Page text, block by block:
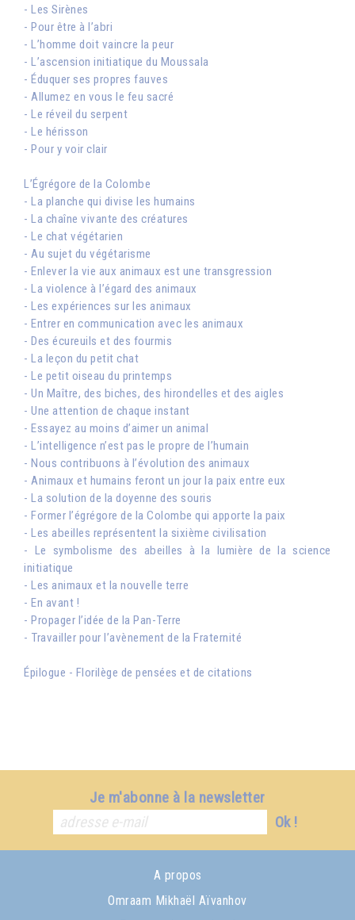
- Les Sirènes
- Pour être à l’abri
- L’homme doit vaincre la peur
- L’ascension initiatique du Moussala
- Éduquer ses propres fauves
- Allumez en vous le feu sacré
- Le réveil du serpent
- Le hérisson
- Pour y voir clair
L’Égrégore de la Colombe
- La planche qui divise les humains
- La chaîne vivante des créatures
- Le chat végétarien
- Au sujet du végétarisme
- Enlever la vie aux animaux est une transgression
- La violence à l’égard des animaux
- Les expériences sur les animaux
- Entrer en communication avec les animaux
- Des écureuils et des fourmis
- La leçon du petit chat
- Le petit oiseau du printemps
- Un Maître, des biches, des hirondelles et des aigles
- Une attention de chaque instant
- Essayez au moins d’aimer un animal
- L’intelligence n’est pas le propre de l’humain
- Nous contribuons à l’évolution des animaux
- Animaux et humains feront un jour la paix entre eux
- La solution de la doyenne des souris
- Former l’égrégore de la Colombe qui apporte la paix
- Les abeilles représentent la sixième civilisation
- Le symbolisme des abeilles à la lumière de la science
initiatique
- Les animaux et la nouvelle terre
- En avant !
- Propager l’idée de la Pan-Terre
- Travailler pour l’avènement de la Fraternité
Épilogue - Florilège de pensées et de citations
Je m'abonne à la newsletter
Ok !
A propos
Omraam Mikhaël Aïvanhov